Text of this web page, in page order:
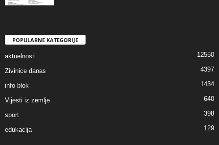
POPULARNE KATEGORIJE
aktuelnosti 12550
Zivinice danas 4397
info blok 1434
Vijesti iz zemlje 640
sport 398
edukacija 129